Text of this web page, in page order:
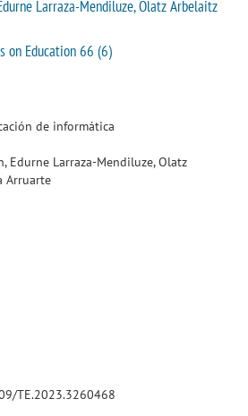
Larraza-Mendiluze, Olatz Arbelaitz
on Education 66 (6)
de informática
Edurne Larraza-Mendiluze, Olatz
Arruarte
TE.2023.3260468